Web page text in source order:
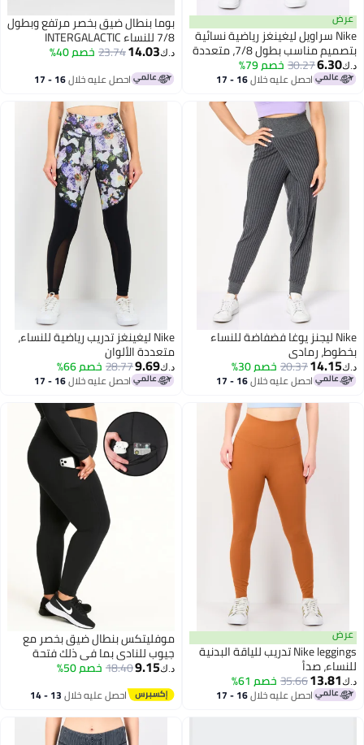
عرض
Nike سراويل ليغينغز رياضية نسائية
بتصميم مناسب بطول 7/8، متعددة
الألوان
د.ك‏6.30
30.27خصم 79%
احصل عليه خلال 16 - 17
بوما بنطال ضيق بخصر مرتفع وبطول
7/8 للنساء INTERGALACTIC
د.ك‏14.03
23.74خصم 40%
احصل عليه خلال 16 - 17
Nike ليجنز يوغا فضفاضة للنساء
بخطوط، رمادي
د.ك‏14.15
20.37خصم 30%
احصل عليه خلال 16 - 17
Nike ليغينغز تدريب رياضية للنساء،
متعددة الألوان
د.ك‏9.69
28.77خصم 66%
احصل عليه خلال 16 - 17
عرض
Nike leggings تدريب للياقة البدنية
للنساء، صدأ
د.ك‏13.81
35.66خصم 61%
احصل عليه خلال 16 - 17
موفليتكس بنطال ضيق بخصر مع
جيوب للنادي بما في ذلك فتحة
أيربودس فتحة البطاقة
د.ك‏9.15
18.40خصم 50%
احصل عليه خلال 13 - 14